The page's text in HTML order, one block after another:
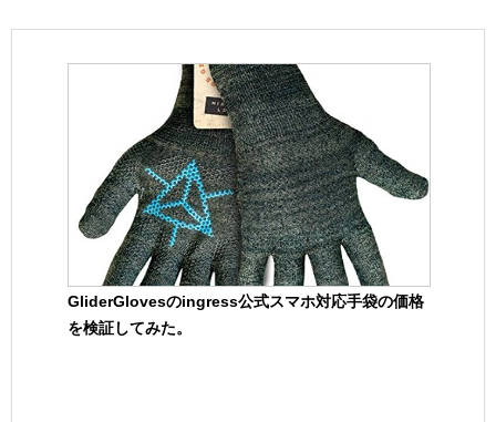
GliderGlovesのingress公式スマホ対応手袋の価格
を検証してみた。